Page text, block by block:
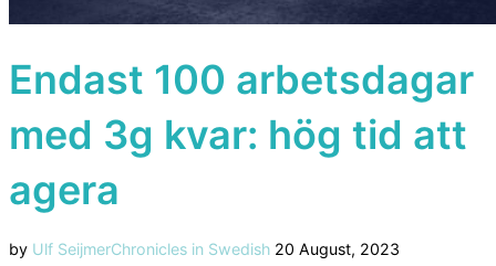
Endast 100 arbetsdagar
med 3g kvar: hög tid att
agera
by Ulf SeijmerChronicles in SwedishPosted
20 August, 2023